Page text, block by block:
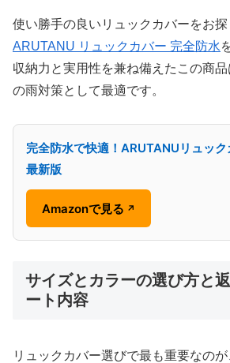
使い勝手の良いリュックカバーをお探
ARUTANU リュックカバー 完全防水
収納力と実用性を兼ね備えたこの商
の雨対策として最適です。
完全防水で快適！ARUTANUリュッ
最新版
Amazonで見る ↗
サイズとカラーの選び方と
ート内容
リュックカバー選びで最も重要なの